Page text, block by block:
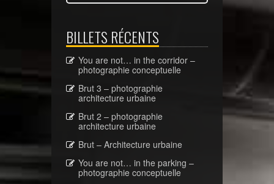
BILLETS RÉCENTS
You are not… in the corridor –
photographie conceptuelle
Brut 3 – photographie
architecture urbaine
Brut 2 – photographie
architecture urbaine
Brut – Architecture urbaine
You are not… in the parking –
photographie conceptuelle